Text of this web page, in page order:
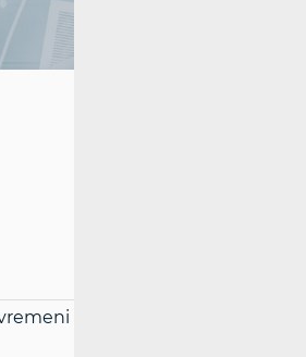
prijenos broja – Iskon